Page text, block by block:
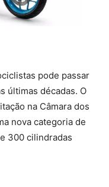
pode passar
últimas décadas. O
na Câmara dos
nova categoria de
300 cilindradas